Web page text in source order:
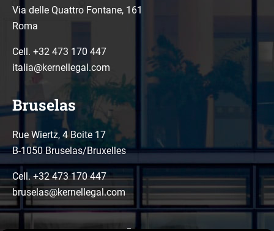
Via delle Quattro Fontane, 161
Roma
Cell. +32 473 170 447
italia@kernellegal.com
Bruselas
Rue Wiertz, 4 Boite 17
B-1050 Bruselas/Bruxelles
Cell. +32 473 170 447
bruselas@kernellegal.com